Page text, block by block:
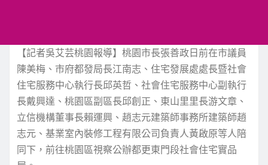
【記者吳艾芸桃園報導】桃園市長張善政日前在市議員
陳美梅、市府都發局長江南志、住宅發展處處長暨社會
住宅服務中心執行長邱英哲、社會住宅服務中心副執行
長戴興達、桃園區副區長邱創正、東山里里長游文章、
立信機構董事長賴運興、趙志元建築師事務所建築師趙
志元、基業室內裝修工程有限公司負責人黃啟原等人陪
同下，前往桃園區視察公辦都更東門段社會住宅實品